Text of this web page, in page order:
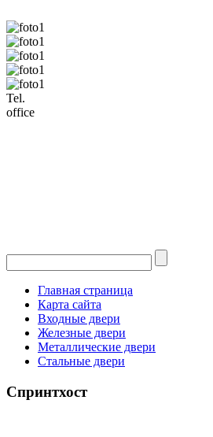
Tel.
office
Главная страница
Карта сайта
Входные двери
Железные двери
Металлические двери
Стальные двери
Спринтхост